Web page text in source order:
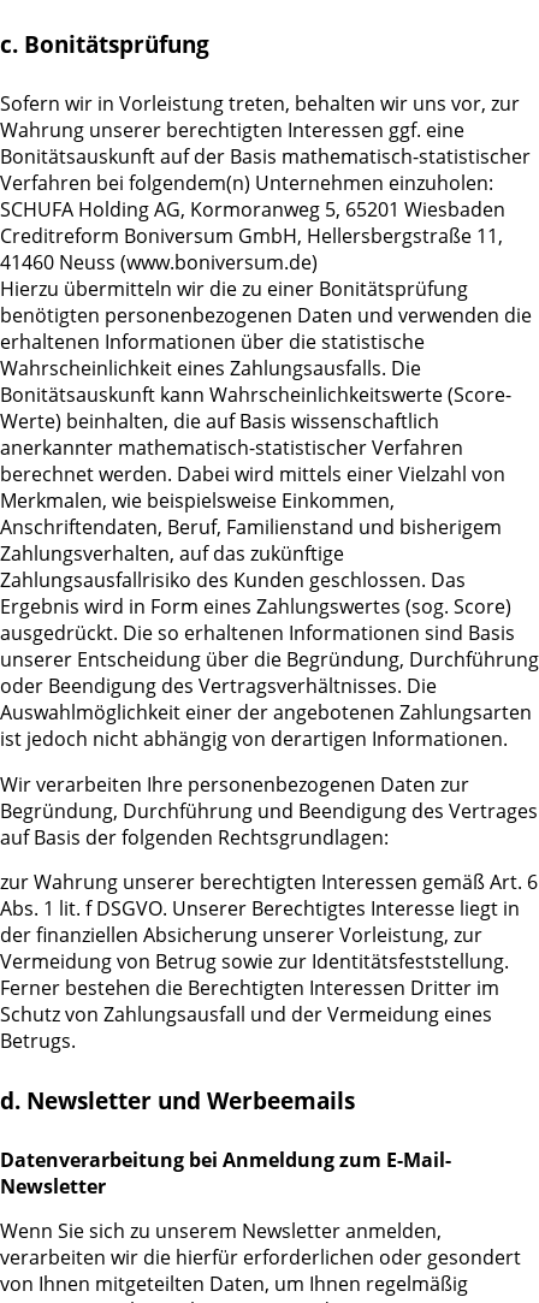
c. Bonitätsprüfung
Sofern wir in Vorleistung treten, behalten wir uns vor, zur
Wahrung unserer berechtigten Interessen ggf. eine
Bonitätsauskunft auf der Basis mathematisch-statistischer
Verfahren bei folgendem(n) Unternehmen einzuholen:
SCHUFA Holding AG, Kormoranweg 5, 65201 Wiesbaden
Creditreform Boniversum GmbH, Hellersbergstraße 11,
41460 Neuss (www.boniversum.de)
Hierzu übermitteln wir die zu einer Bonitätsprüfung
benötigten personenbezogenen Daten und verwenden die
erhaltenen Informationen über die statistische
Wahrscheinlichkeit eines Zahlungsausfalls. Die
Bonitätsauskunft kann Wahrscheinlichkeitswerte (Score-
Werte) beinhalten, die auf Basis wissenschaftlich
anerkannter mathematisch-statistischer Verfahren
berechnet werden. Dabei wird mittels einer Vielzahl von
Merkmalen, wie beispielsweise Einkommen,
Anschriftendaten, Beruf, Familienstand und bisherigem
Zahlungsverhalten, auf das zukünftige
Zahlungsausfallrisiko des Kunden geschlossen. Das
Ergebnis wird in Form eines Zahlungswertes (sog. Score)
ausgedrückt. Die so erhaltenen Informationen sind Basis
unserer Entscheidung über die Begründung, Durchführung
oder Beendigung des Vertragsverhältnisses. Die
Auswahlmöglichkeit einer der angebotenen Zahlungsarten
ist jedoch nicht abhängig von derartigen Informationen.
Wir verarbeiten Ihre personenbezogenen Daten zur
Begründung, Durchführung und Beendigung des Vertrages
auf Basis der folgenden Rechtsgrundlagen:
zur Wahrung unserer berechtigten Interessen gemäß Art. 6
Abs. 1 lit. f DSGVO. Unserer Berechtigtes Interesse liegt in
der finanziellen Absicherung unserer Vorleistung, zur
Vermeidung von Betrug sowie zur Identitätsfeststellung.
Ferner bestehen die Berechtigten Interessen Dritter im
Schutz von Zahlungsausfall und der Vermeidung eines
Betrugs.
d. Newsletter und Werbeemails
Datenverarbeitung bei Anmeldung zum E-Mail-
Newsletter
Wenn Sie sich zu unserem Newsletter anmelden,
verarbeiten wir die hierfür erforderlichen oder gesondert
von Ihnen mitgeteilten Daten, um Ihnen regelmäßig